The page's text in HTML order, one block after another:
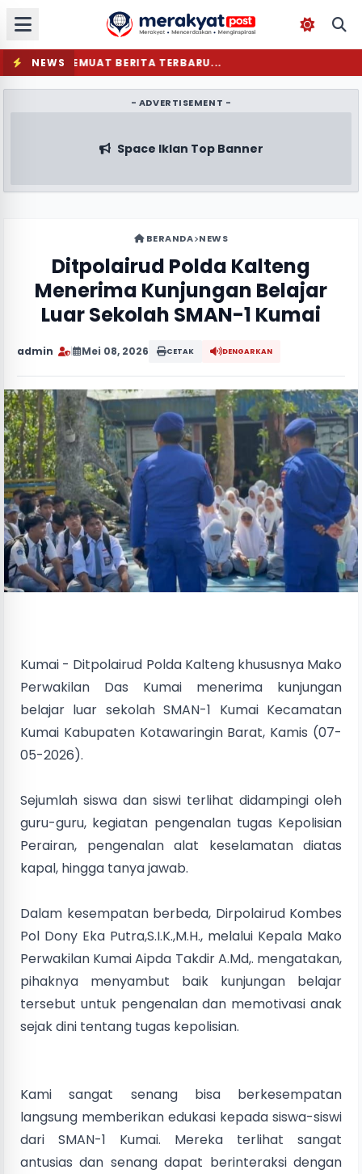
NEWSMEMUAT BERITA TERBARU...
- ADVERTISEMENT -
Space Iklan Top Banner
BERANDA NEWS
Ditpolairud Polda Kalteng
Menerima Kunjungan Belajar
Luar Sekolah SMAN-1 Kumai
admin Mei 08, 2026 CETAK DENGARKAN
Kumai - Ditpolairud Polda Kalteng khususnya Mako
Perwakilan Das Kumai menerima kunjungan
belajar luar sekolah SMAN-1 Kumai Kecamatan
Kumai Kabupaten Kotawaringin Barat, Kamis (07-
05-2026).
Sejumlah siswa dan siswi terlihat didampingi oleh
guru-guru, kegiatan pengenalan tugas Kepolisian
Perairan, pengenalan alat keselamatan diatas
kapal, hingga tanya jawab.
Dalam kesempatan berbeda, Dirpolairud Kombes
Pol Dony Eka Putra,S.I.K.,M.H., melalui Kepala Mako
Perwakilan Kumai Aipda Takdir A.Md,. mengatakan,
pihaknya menyambut baik kunjungan belajar
tersebut untuk pengenalan dan memotivasi anak
sejak dini tentang tugas kepolisian.
Kami sangat senang bisa berkesempatan
langsung memberikan edukasi kepada siswa-siswi
dari SMAN-1 Kumai. Mereka terlihat sangat
antusias dan senang dapat berinteraksi dengan